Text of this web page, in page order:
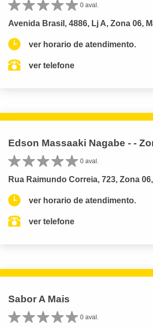
0 aval.
Avenida Brasil, 4886, Lj A, Zona 06,
ver horario de atendimento.
ver telefone
Edson Massaaki Nagabe - -
0 aval.
Rua Raimundo Correia, 723, Zona
ver horario de atendimento.
ver telefone
Sabor A Mais
0 aval.